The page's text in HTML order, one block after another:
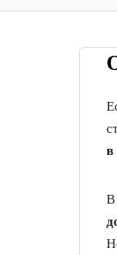
в
В